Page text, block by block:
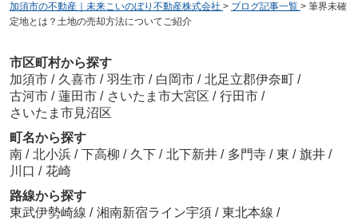
加須市の不動産｜未来こいのぼり不動産株式会社 > ブログ記事一覧 > 筆界未確
定地とは？土地の売却方法についてご紹介
市区町村から探す
加須市 / 久喜市 / 羽生市 / 白岡市 / 北足立郡伊奈町 /
古河市 / 蓮田市 / さいたま市大宮区 / 行田市 /
さいたま市見沼区
町名から探す
南 / 北小浜 / 下高柳 / 久下 / 北下新井 / 多門寺 / 東 / 旗井 /
川口 / 花崎
路線から探す
東武伊勢崎線 / 湘南新宿ライン宇須 / 東北本線 /